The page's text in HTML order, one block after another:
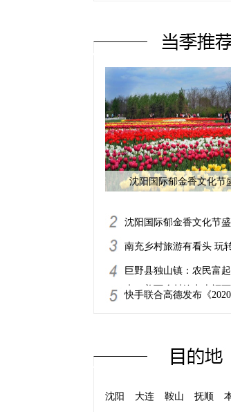
沈阳国际郁金香文化节
沈阳国际郁金香文化节
南充乡村旅游有看头 玩
巨野县独山镇：农民富
来！美丽乡村绘出幸福
快手联合高德发布《
沈阳 大连 鞍山 抚顺